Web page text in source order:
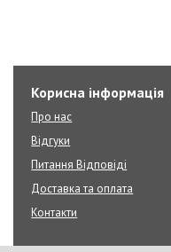
Корисна інформація
Про нас
Відгуки
Питання Відповіді
Доставка та оплата
Контакти